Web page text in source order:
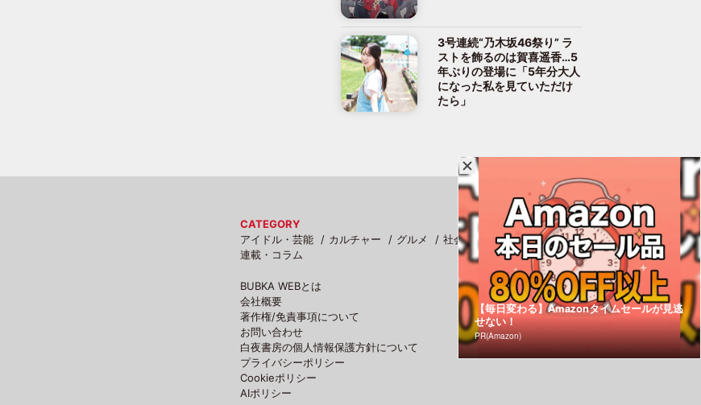
3号連続“乃木坂46祭り” ラ
ストを飾るのは賀喜遥香…5
年ぶりの登場に「5年分大人
になった私を見ていただけ
たら」
CATEGORY
アイドル・芸能
カルチャー グルメ 社会
スポーツ
連載・コラム
BUBKA WEBとは
会社概要
著作権/免責事項について
お問い合わせ
白夜書房の個人情報保護方針について
プライバシーポリシー
Cookieポリシー
AIポリシー
【毎日変わる】Amazonタイムセールが見逃
せない！
PR(Amazon)